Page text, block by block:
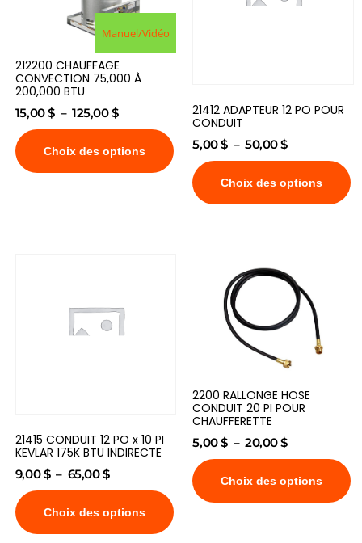
Manuel/Vidéo
212200 CHAUFFAGE
CONVECTION 75,000 À
200,000 BTU
15,00$ – 125,00$
Choix des options
21412 ADAPTEUR 12 PO POUR
CONDUIT
5,00$ – 50,00$
Choix des options
21415 CONDUIT 12 PO x 10 PI
KEVLAR 175K BTU INDIRECTE
9,00$ – 65,00$
Choix des options
2200 RALLONGE HOSE
CONDUIT 20 PI POUR
CHAUFFERETTE
5,00$ – 20,00$
Choix des options